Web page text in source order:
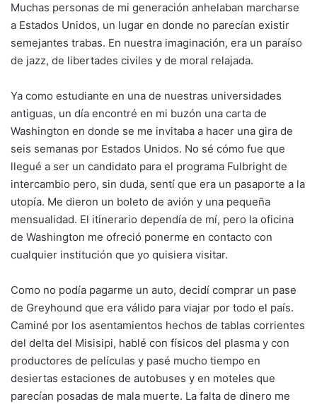
Muchas personas de mi generación anhelaban marcharse
a Estados Unidos, un lugar en donde no parecían existir
semejantes trabas. En nuestra imaginación, era un paraíso
de jazz, de libertades civiles y de moral relajada.
Ya como estudiante en una de nuestras universidades
antiguas, un día encontré en mi buzón una carta de
Washington en donde se me invitaba a hacer una gira de
seis semanas por Estados Unidos. No sé cómo fue que
llegué a ser un candidato para el programa Fulbright de
intercambio pero, sin duda, sentí que era un pasaporte a la
utopía. Me dieron un boleto de avión y una pequeña
mensualidad. El itinerario dependía de mí, pero la oficina
de Washington me ofreció ponerme en contacto con
cualquier institución que yo quisiera visitar.
Como no podía pagarme un auto, decidí comprar un pase
de Greyhound que era válido para viajar por todo el país.
Caminé por los asentamientos hechos de tablas corrientes
del delta del Misisipi, hablé con físicos del plasma y con
productores de películas y pasé mucho tiempo en
desiertas estaciones de autobuses y en moteles que
parecían posadas de mala muerte. La falta de dinero me